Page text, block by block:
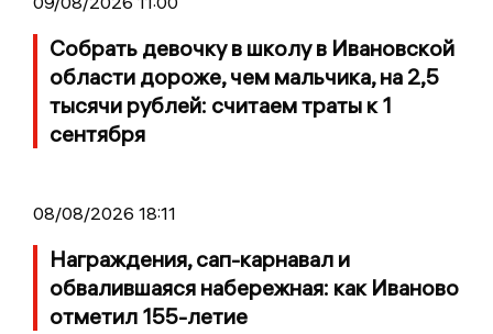
Собрать девочку в школу в Ивановской
области дороже, чем мальчика, на 2,5
тысячи рублей: считаем траты к 1
сентября
08/08/2026 18:11
Награждения, сап-карнавал и
обвалившаяся набережная: как Иваново
отметил 155-летие